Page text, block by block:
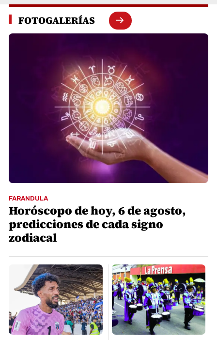
FOTOGALERÍAS
FARANDULA
Horóscopo de hoy, 6 de agosto,
predicciones de cada signo
zodiacal